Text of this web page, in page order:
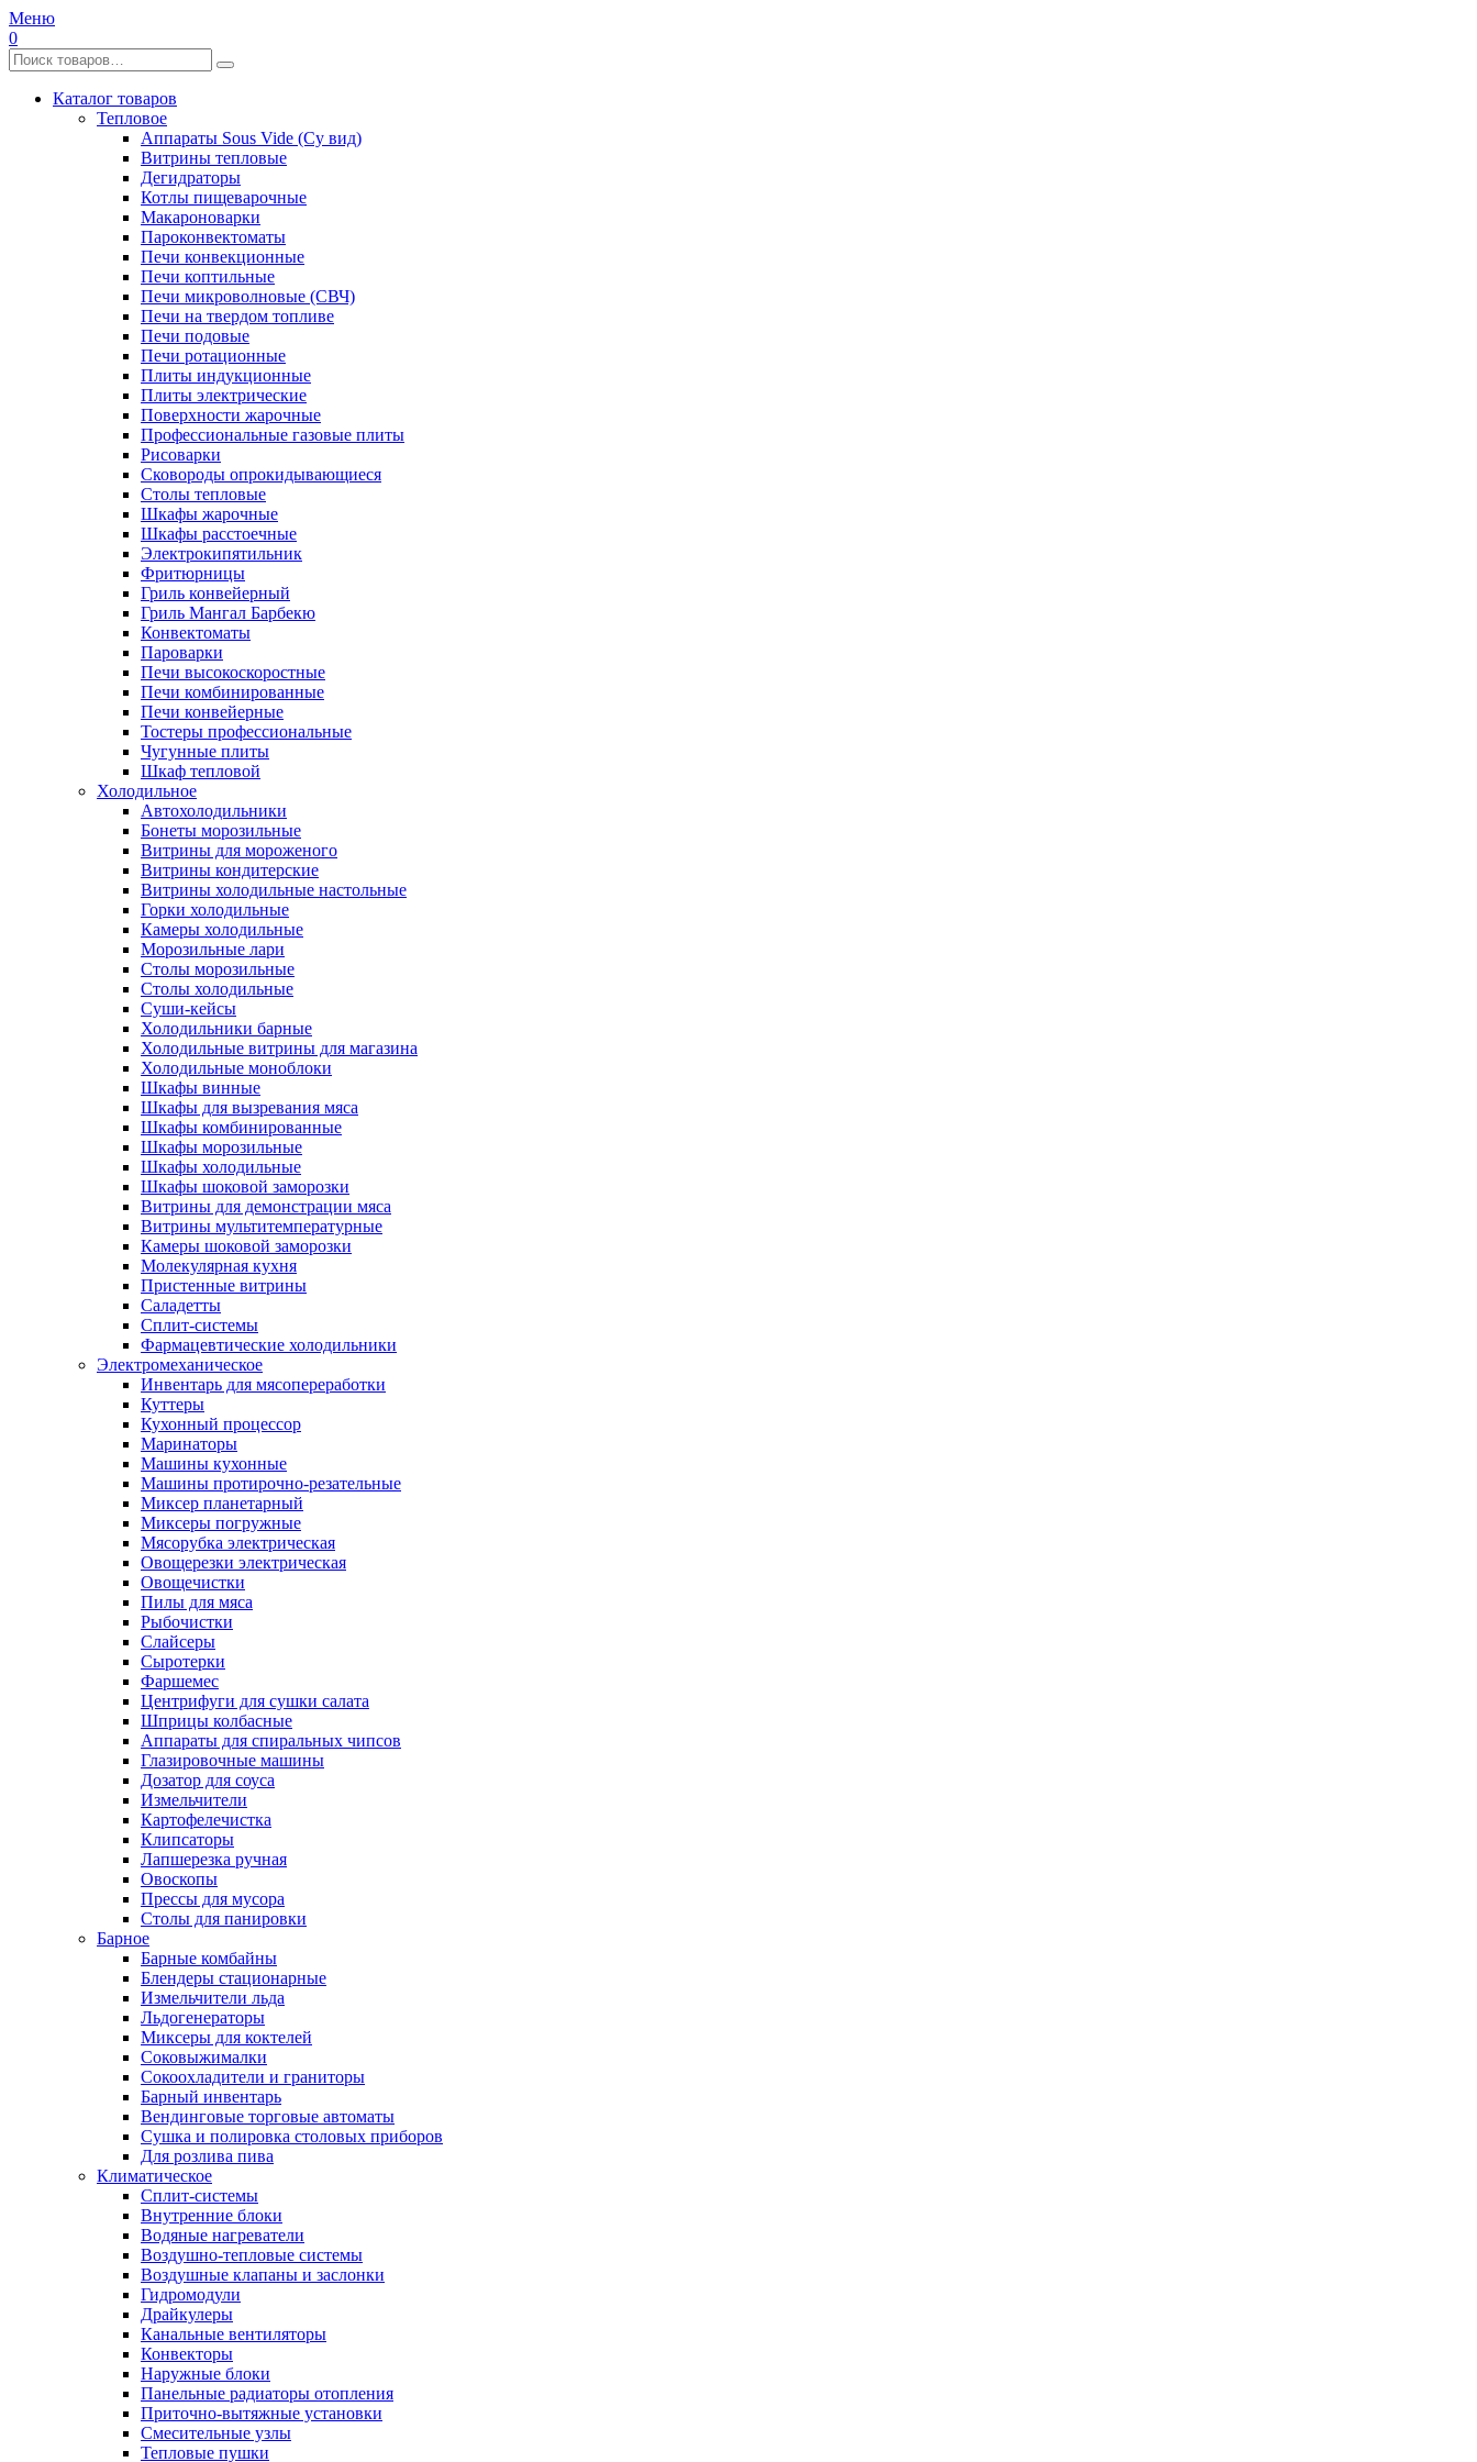
Меню
0
Каталог товаров
Тепловое
Аппараты Sous Vide (Су вид)
Витрины тепловые
Дегидраторы
Котлы пищеварочные
Макароноварки
Пароконвектоматы
Печи конвекционные
Печи коптильные
Печи микроволновые (СВЧ)
Печи на твердом топливе
Печи подовые
Печи ротационные
Плиты индукционные
Плиты электрические
Поверхности жарочные
Профессиональные газовые плиты
Рисоварки
Сковороды опрокидывающиеся
Столы тепловые
Шкафы жарочные
Шкафы расстоечные
Электрокипятильник
Фритюрницы
Гриль конвейерный
Гриль Мангал Барбекю
Конвектоматы
Пароварки
Печи высокоскоростные
Печи комбинированные
Печи конвейерные
Тостеры профессиональные
Чугунные плиты
Шкаф тепловой
Холодильное
Автохолодильники
Бонеты морозильные
Витрины для мороженого
Витрины кондитерские
Витрины холодильные настольные
Горки холодильные
Камеры холодильные
Морозильные лари
Столы морозильные
Столы холодильные
Суши-кейсы
Холодильники барные
Холодильные витрины для магазина
Холодильные моноблоки
Шкафы винные
Шкафы для вызревания мяса
Шкафы комбинированные
Шкафы морозильные
Шкафы холодильные
Шкафы шоковой заморозки
Витрины для демонстрации мяса
Витрины мультитемпературные
Камеры шоковой заморозки
Молекулярная кухня
Пристенные витрины
Саладетты
Сплит-системы
Фармацевтические холодильники
Электромеханическое
Инвентарь для мясопереработки
Куттеры
Кухонный процессор
Маринаторы
Машины кухонные
Машины протирочно-резательные
Миксер планетарный
Миксеры погружные
Мясорубка электрическая
Овощерезки электрическая
Овощечистки
Пилы для мяса
Рыбочистки
Слайсеры
Сыротерки
Фаршемес
Центрифуги для сушки салата
Шприцы колбасные
Аппараты для спиральных чипсов
Глазировочные машины
Дозатор для соуса
Измельчители
Картофелечистка
Клипсаторы
Лапшерезка ручная
Овоскопы
Прессы для мусора
Столы для панировки
Барное
Барные комбайны
Блендеры стационарные
Измельчители льда
Льдогенераторы
Миксеры для коктелей
Соковыжималки
Сокоохладители и граниторы
Барный инвентарь
Вендинговые торговые автоматы
Сушка и полировка столовых приборов
Для розлива пива
Климатическое
Сплит-системы
Внутренние блоки
Водяные нагреватели
Воздушно-тепловые системы
Воздушные клапаны и заслонки
Гидромодули
Драйкулеры
Канальные вентиляторы
Конвекторы
Наружные блоки
Панельные радиаторы отопления
Приточно-вытяжные установки
Смесительные узлы
Тепловые пушки